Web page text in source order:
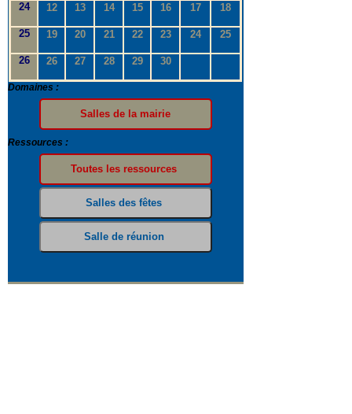
24 12 13 14 15 16 17 18
25 19 20 21 22 23 24 25
26 26 27 28 29 30
Domaines :
Ressources :